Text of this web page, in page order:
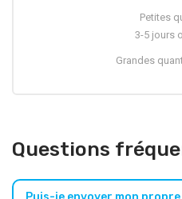
Petites
3-5 jours
Grandes
Questions